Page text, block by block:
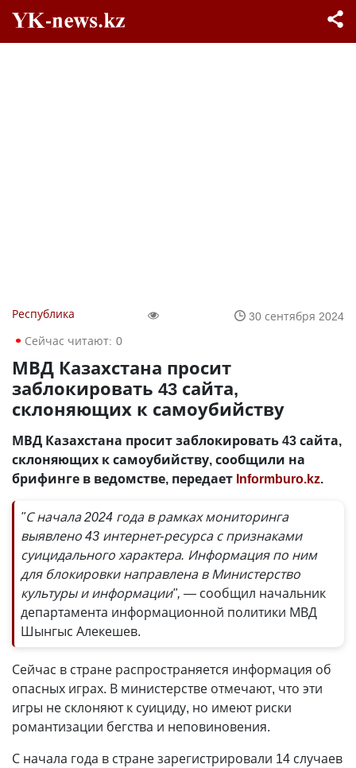
Республика
30 сентября 2024
Сейчас читают: 0
МВД Казахстана просит
заблокировать 43 сайта,
склоняющих к самоубийству
МВД Казахстана просит заблокировать 43 сайта,
склоняющих к самоубийству, сообщили на
брифинге в ведомстве, передает Informburo.kz.
"С начала 2024 года в рамках мониторинга
выявлено 43 интернет-ресурса с признаками
суицидального характера. Информация по ним
для блокировки направлена в Министерство
культуры и информации", — сообщил начальник
департамента информационной политики МВД
Шынгыс Алекешев.
Сейчас в стране распространяется информация об
опасных играх. В министерстве отмечают, что эти
игры не склоняют к суициду, но имеют риски
романтизации бегства и неповиновения.
С начала года в стране зарегистрировали 14 случаев